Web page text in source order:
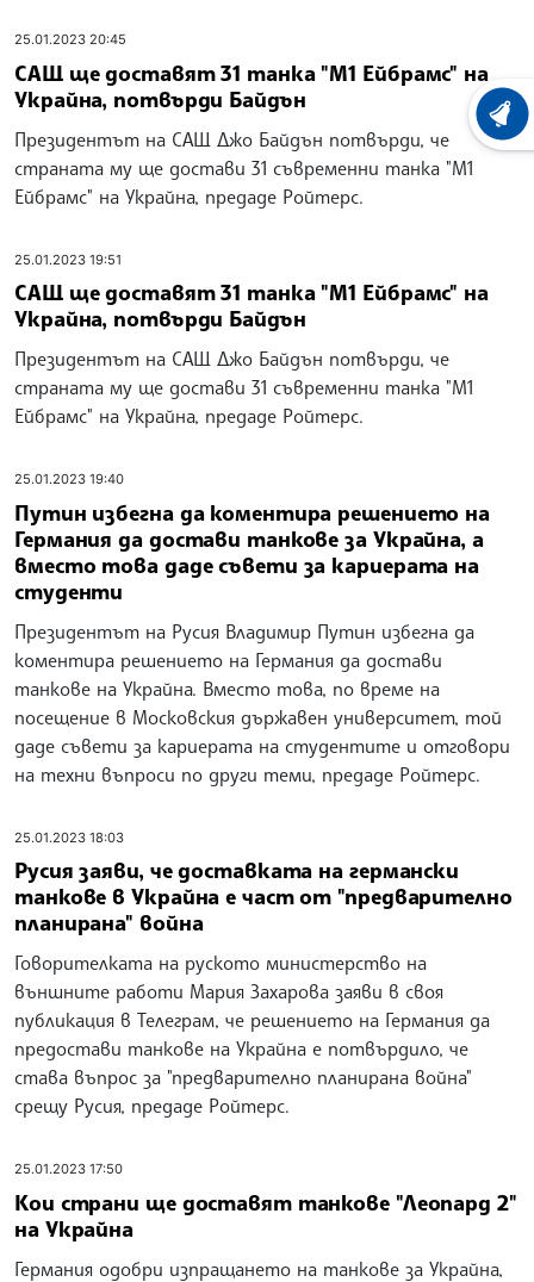
25.01.2023 20:45
САЩ ще доставят 31 танка "М1 Ейбрамс" на
Украйна, потвърди Байдън
Президентът на САЩ Джо Байдън потвърди, че
страната му ще достави 31 съвременни танка "М1
Ейбрамс" на Украйна, предаде Ройтерс.
25.01.2023 19:51
САЩ ще доставят 31 танка "М1 Ейбрамс" на
Украйна, потвърди Байдън
Президентът на САЩ Джо Байдън потвърди, че
страната му ще достави 31 съвременни танка "М1
Ейбрамс" на Украйна, предаде Ройтерс.
25.01.2023 19:40
Путин избегна да коментира решението на
Германия да достави танкове за Украйна, а
вместо това даде съвети за кариерата на
студенти
Президентът на Русия Владимир Путин избегна да
коментира решението на Германия да достави
танкове на Украйна. Вместо това, по време на
посещение в Московския държавен университет, той
даде съвети за кариерата на студентите и отговори
на техни въпроси по други теми, предаде Ройтерс.
25.01.2023 18:03
Русия заяви, че доставката на германски
танкове в Украйна е част от "предварително
планирана" война
Говорителката на руското министерство на
външните работи Мария Захарова заяви в своя
публикация в Телеграм, че решението на Германия да
предостави танкове на Украйна е потвърдило, че
става въпрос за "предварително планирана война"
срещу Русия, предаде Ройтерс.
25.01.2023 17:50
Кои страни ще доставят танкове "Леопард 2"
на Украйна
Германия одобри изпращането на танкове за Украйна,